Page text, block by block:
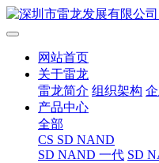
网站首页
关于雷龙
雷龙简介 组织架构
产品中心
全部
CS SD NAND
SD NAND 一代 SD